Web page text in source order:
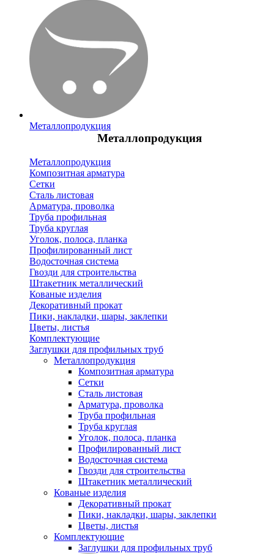
Металлопродукция
Металлопродукция
Металлопродукция
Композитная арматура
Сетки
Сталь листовая
Арматура, проволка
Труба профильная
Труба круглая
Уголок, полоса, планка
Профилированный лист
Водосточная система
Гвозди для строительства
Штакетник металлический
Кованые изделия
Декоративный прокат
Пики, накладки, шары, заклепки
Цветы, листья
Комплектующие
Заглушки для профильных труб
Металлопродукция
Композитная арматура
Сетки
Сталь листовая
Арматура, проволка
Труба профильная
Труба круглая
Уголок, полоса, планка
Профилированный лист
Водосточная система
Гвозди для строительства
Штакетник металлический
Кованые изделия
Декоративный прокат
Пики, накладки, шары, заклепки
Цветы, листья
Комплектующие
Заглушки для профильных труб